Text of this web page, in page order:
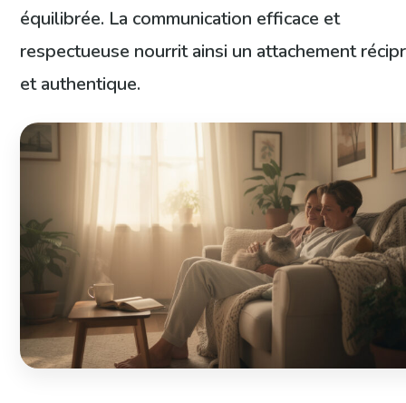
équilibrée. La communication efficace et
respectueuse nourrit ainsi un attachement
et authentique.